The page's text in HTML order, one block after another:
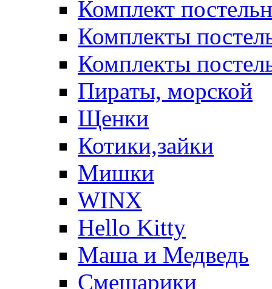
Комплект
Комплекты
Комплекты
Пираты, морской
Щенки
Котики,зайки
Мишки
WINX
Hello Kitty
Маша и Медведь
Смешарики